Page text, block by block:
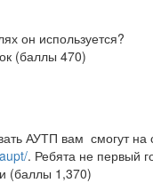
он используется?
(баллы 470)
АУТП вам смогут на
. Ребята не первый
(баллы 1,370)